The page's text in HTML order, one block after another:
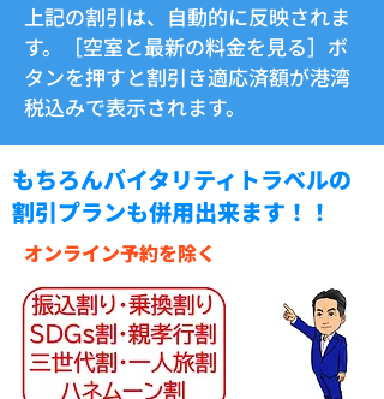
上記の割引は、自動的に反映されま
す。［空室と最新の料金を見る］ボ
タンを押すと割引き適応済額が港湾
税込みで表示されます。
もちろんバイタリティトラベルの
割引プランも併用出来ます！！
オンライン予約を除く